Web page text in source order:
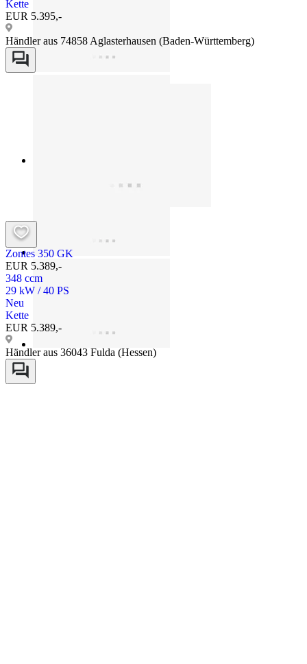
Kette
EUR 5.395,-
Händler aus 74858 Aglasterhausen (Baden-Württemberg)
Zontes 350 GK
EUR 5.389,-
348 ccm
29 kW / 40 PS
Neu
Kette
EUR 5.389,-
Händler aus 36043 Fulda (Hessen)